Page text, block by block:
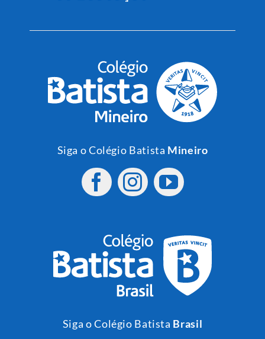
Siga o Colégio Batista Mineiro
Siga o Colégio Batista Brasil